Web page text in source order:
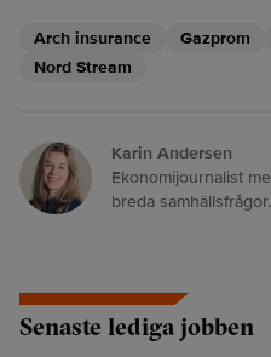
Arch insurance Gazprom
Nord Stream
Karin Andersen
Ekonomijournalist
breda samhällsfrågor.
Senaste lediga jobben